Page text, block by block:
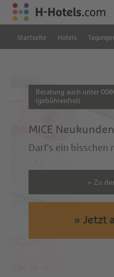
Startseite Hotels
Beratung auch unter
(gebührenfrei)
MICE
Darf's ein bisschen
» Zu
» Jetzt